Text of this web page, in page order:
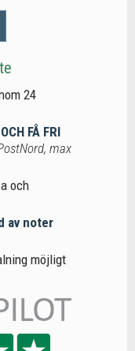
24
FÅ FRI
max
och
av noter
möjligt